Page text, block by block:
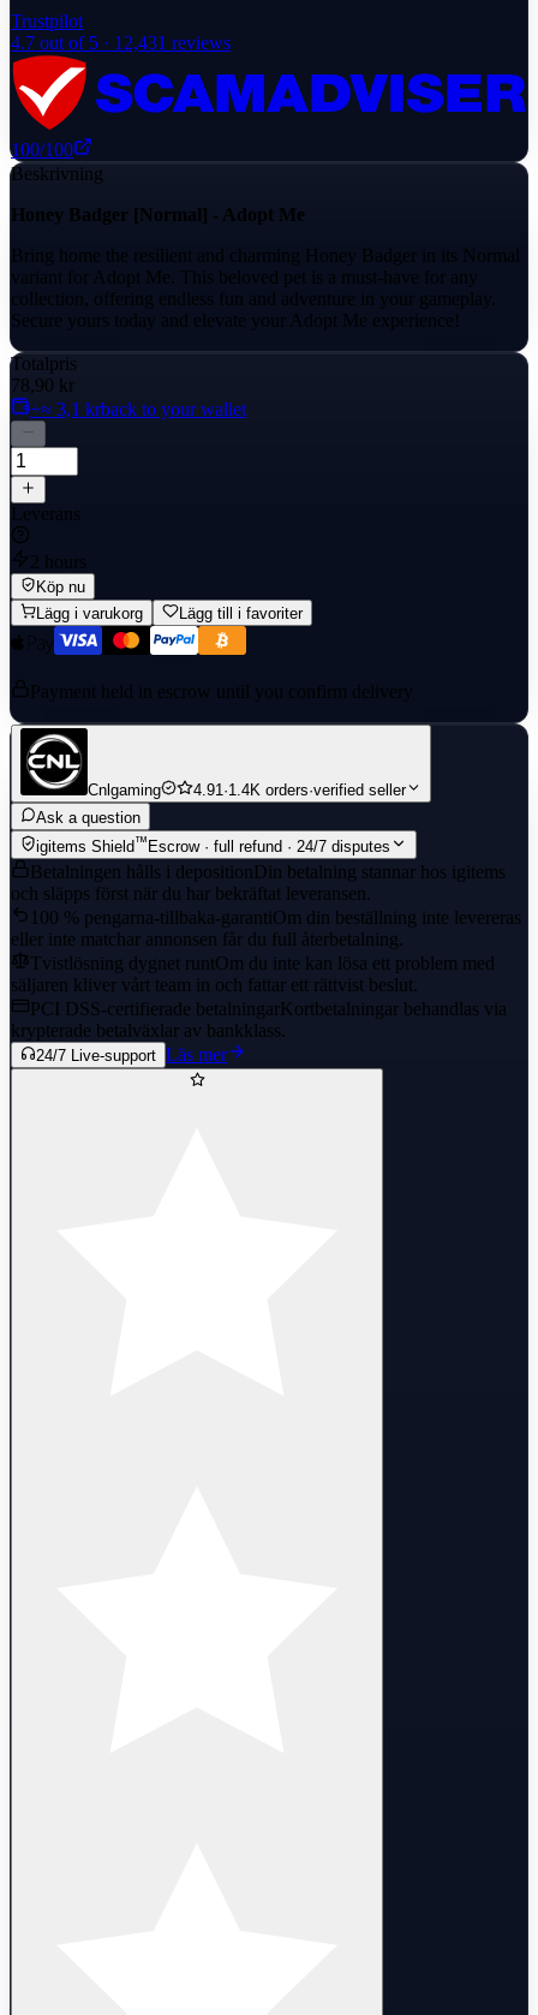
Trustpilot
4.7 out of 5 · 12,431 reviews
100/100
Beskrivning
Honey Badger [Normal] - Adopt Me
Bring home the resilient and charming Honey Badger in its Normal
variant for Adopt Me. This beloved pet is a must-have for any
collection, offering endless fun and adventure in your gameplay.
Secure yours today and elevate your Adopt Me experience!
Totalpris
78,90 kr
+≈ 3,1 krback to your wallet
Leverans
2 hours
Köp nu
Lägg i varukorg
Lägg till i favoriter
Payment held in escrow until you confirm delivery
Cnlgaming 4.91·1.4K orders·verified seller
Ask a question
igitems Shield™Escrow · full refund · 24/7 disputes
Betalningen hålls i depositionDin betalning stannar hos igitems
och släpps först när du har bekräftat leveransen.
100 % pengarna-tillbaka-garantiOm din beställning inte levereras
eller inte matchar annonsen får du full återbetalning.
Tvistlösning dygnet runtOm du inte kan lösa ett problem med
säljaren kliver vårt team in och fattar ett rättvist beslut.
PCI DSS-certifierade betalningarKortbetalningar behandlas via
krypterade betalväxlar av bankklass.
24/7 Live-support Läs mer